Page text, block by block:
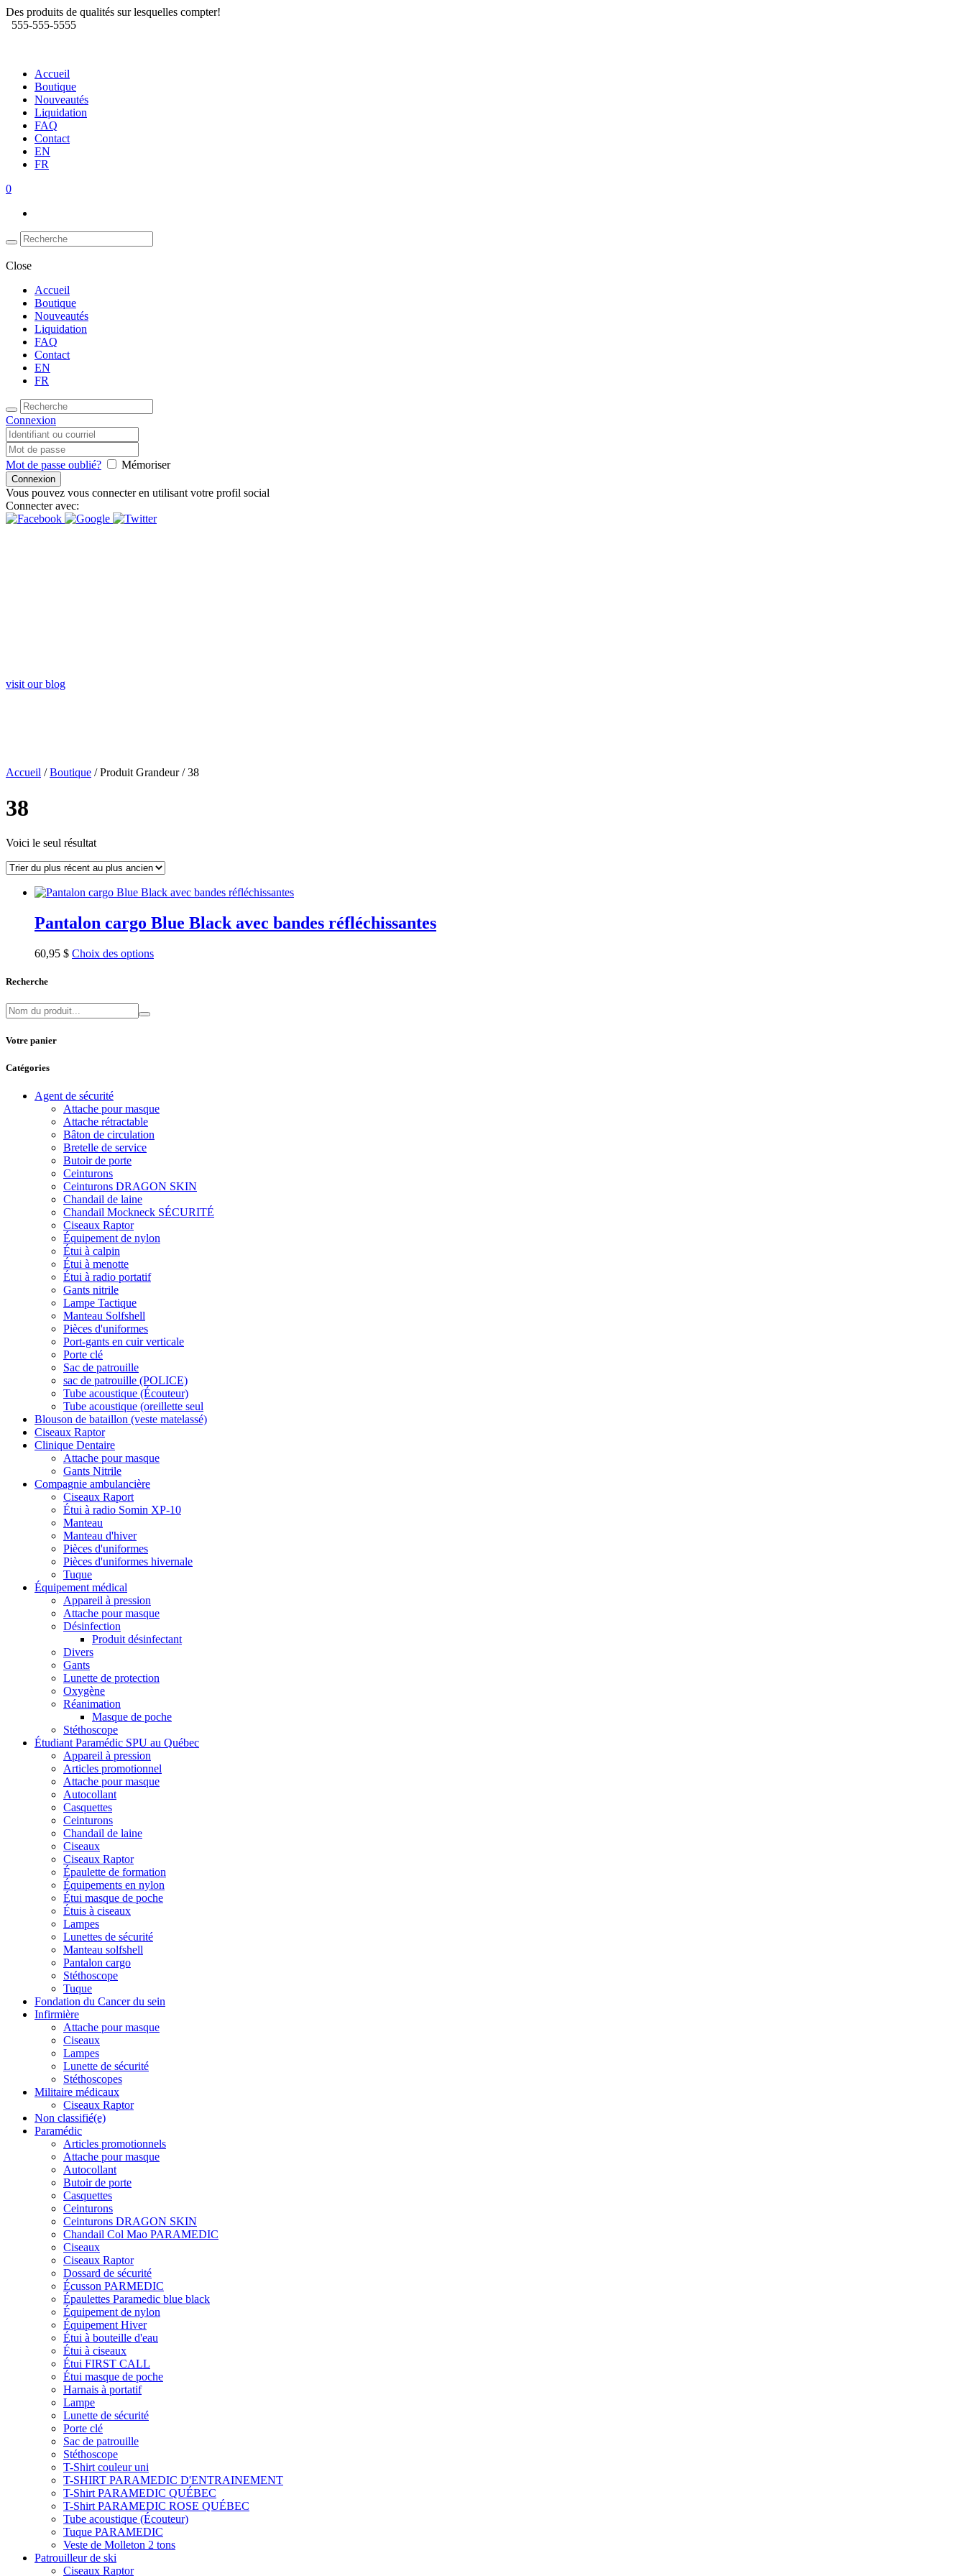
Des produits de qualités sur lesquelles compter!
555-555-5555
Accueil
Boutique
Nouveautés
Liquidation
FAQ
Contact
EN
FR
0
Close
Accueil
Boutique
Nouveautés
Liquidation
FAQ
Contact
EN
FR
Connexion
Mot de passe oublié? Mémoriser
Vous pouvez vous connecter en utilisant votre profil social
Connecter avec:
visit our blog
Accueil /Boutique / Produit Grandeur / 38
38
Voici le seul résultat
Pantalon cargo Blue Black avec bandes réfléchissantes
60,95 $ Choix des options
Recherche
Votre panier
Catégories
Agent de sécurité
Attache pour masque
Attache rétractable
Bâton de circulation
Bretelle de service
Butoir de porte
Ceinturons
Ceinturons DRAGON SKIN
Chandail de laine
Chandail Mockneck SÉCURITÉ
Ciseaux Raptor
Équipement de nylon
Étui à calpin
Étui à menotte
Étui à radio portatif
Gants nitrile
Lampe Tactique
Manteau Solfshell
Pièces d'uniformes
Port-gants en cuir verticale
Porte clé
Sac de patrouille
sac de patrouille (POLICE)
Tube acoustique (Écouteur)
Tube acoustique (oreillette seul
Blouson de bataillon (veste matelassé)
Ciseaux Raptor
Clinique Dentaire
Attache pour masque
Gants Nitrile
Compagnie ambulancière
Ciseaux Raport
Étui à radio Somin XP-10
Manteau
Manteau d'hiver
Pièces d'uniformes
Pièces d'uniformes hivernale
Tuque
Équipement médical
Appareil à pression
Attache pour masque
Désinfection
Produit désinfectant
Divers
Gants
Lunette de protection
Oxygène
Réanimation
Masque de poche
Stéthoscope
Étudiant Paramédic SPU au Québec
Appareil à pression
Articles promotionnel
Attache pour masque
Autocollant
Casquettes
Ceinturons
Chandail de laine
Ciseaux
Ciseaux Raptor
Épaulette de formation
Équipements en nylon
Étui masque de poche
Étuis à ciseaux
Lampes
Lunettes de sécurité
Manteau solfshell
Pantalon cargo
Stéthoscope
Tuque
Fondation du Cancer du sein
Infirmière
Attache pour masque
Ciseaux
Lampes
Lunette de sécurité
Stéthoscopes
Militaire médicaux
Ciseaux Raptor
Non classifié(e)
Paramédic
Articles promotionnels
Attache pour masque
Autocollant
Butoir de porte
Casquettes
Ceinturons
Ceinturons DRAGON SKIN
Chandail Col Mao PARAMEDIC
Ciseaux
Ciseaux Raptor
Dossard de sécurité
Écusson PARMEDIC
Épaulettes Paramedic blue black
Équipement de nylon
Équipement Hiver
Étui à bouteille d'eau
Étui à ciseaux
Étui FIRST CALL
Étui masque de poche
Harnais à portatif
Lampe
Lunette de sécurité
Porte clé
Sac de patrouille
Stéthoscope
T-Shirt couleur uni
T-SHIRT PARAMEDIC D'ENTRAINEMENT
T-Shirt PARAMEDIC QUÉBEC
T-Shirt PARAMEDIC ROSE QUÉBEC
Tube acoustique (Écouteur)
Tuque PARAMEDIC
Veste de Molleton 2 tons
Patrouilleur de ski
Ciseaux Raptor